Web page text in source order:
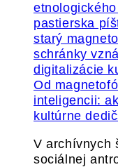
Od
inteligencii:
kultúrne
V archívnych
sociálnej